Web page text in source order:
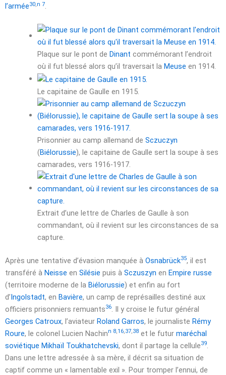
l’armée30,n 7.
Plaque sur le pont de Dinant commémorant l’endroit
où il fut blessé alors qu’il traversait la Meuse en 1914.
Le capitaine de Gaulle en 1915.
Prisonnier au camp allemand de Sczuczyn
(Biélorussie), le capitaine de Gaulle sert la soupe à ses
camarades, vers 1916-1917.
Extrait d’une lettre de Charles de Gaulle à son
commandant, où il revient sur les circonstances de sa
capture.
Après une tentative d’évasion manquée à Osnabrück35, il est
transféré à Neisse en Silésie puis à Sczuszyn en Empire russe
(territoire moderne de la Biélorussie) et enfin au fort
d’Ingolstadt, en Bavière, un camp de représailles destiné aux
officiers prisonniers remuants36
. Il y croise le futur général
Georges Catroux, l’aviateur Roland Garros, le journaliste Rémy
Roure, le colonel Lucien Nachinn 8,16,37,38 et le futur maréchal
soviétique Mikhaïl Toukhatchevski, dont il partage la cellule39
Dans une lettre adressée à sa mère, il décrit sa situation de
captif comme un « lamentable exil ». Pour tromper l’ennui, de